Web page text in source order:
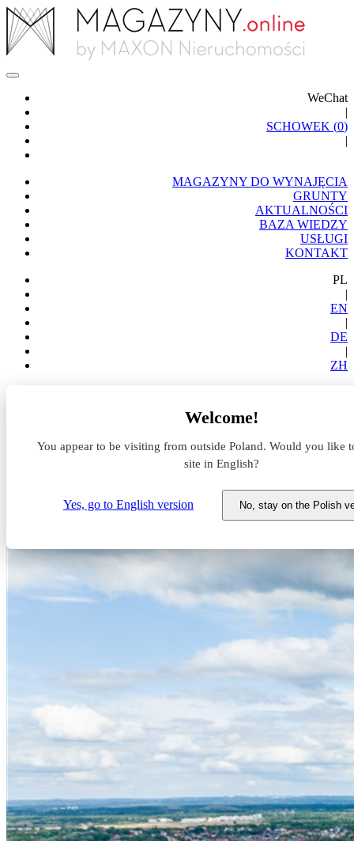
WeChat
|
SCHOWEK (0)
|
MAGAZYNY DO WYNAJĘCIA
GRUNTY
AKTUALNOŚCI
BAZA WIEDZY
USŁUGI
KONTAKT
PL
|
EN
|
DE
|
ZH
Welcome!
You appear to be visiting from outside Poland. Would you like
site in English?
Yes, go to English version No, stay on the Polish
Kolejny najemca wybiera P3 Wrocław City
Kolejny najemca wybiera P3